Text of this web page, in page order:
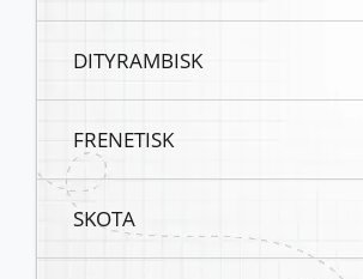
DITYRAMBISK
FRENETISK
SKOTA